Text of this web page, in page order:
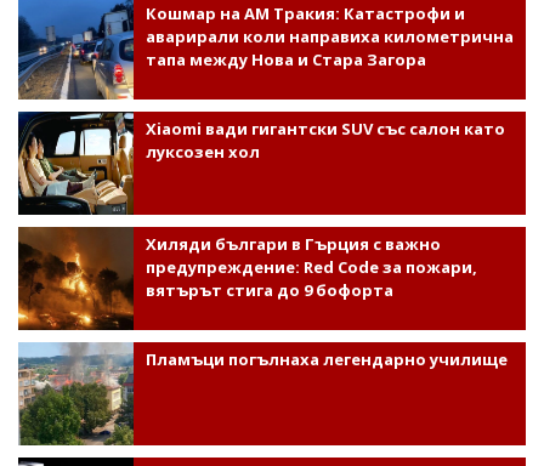
Кошмар на АМ Тракия: Катастрофи и
аварирали коли направиха километрична
тапа между Нова и Стара Загора
Xiaomi вади гигантски SUV със салон като
луксозен хол
Хиляди българи в Гърция с важно
предупреждение: Red Code за пожари,
вятърът стига до 9 бофорта
Пламъци погълнаха легендарно училище